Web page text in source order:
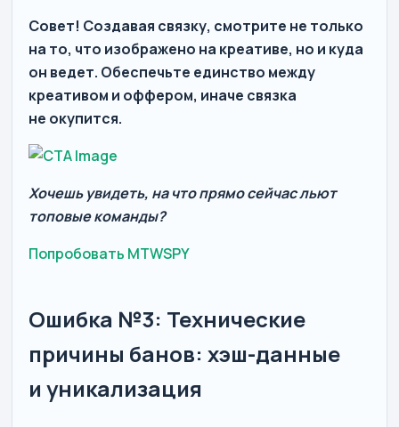
Совет! Создавая связку, смотрите не только
на то, что изображено на креативе, но и куда
он ведет. Обеспечьте единство между
креативом и оффером, иначе связка
не окупится.
Хочешь увидеть, на что прямо сейчас льют
топовые команды?
Попробовать MTWSPY
Ошибка №3: Технические
причины банов: хэш-данные
и уникализация